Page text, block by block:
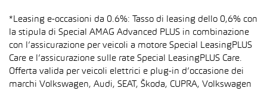
*Leasing e-occasioni da 0.6%: Tasso di leasing dello 0,6% con
la stipula di Special AMAG Advanced PLUS in combinazione
con l’assicurazione per veicoli a motore Special LeasingPLUS
Care e l’assicurazione sulle rate Special LeasingPLUS Care.
Offerta valida per veicoli elettrici e plug-in d’occasione dei
marchi Volkswagen, Audi, SEAT, Škoda, CUPRA, Volkswagen